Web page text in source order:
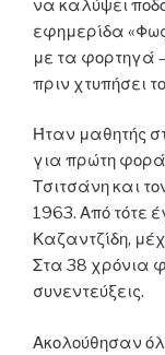
να καλύψει
εφημερίδα
με τα φορτηγά
πριν χτυπήσει
Ήταν μαθητής
για πρώτη
Τσιτσάνη και
1963. Από τότε
Καζαντζίδη,
Στα 38 χρόνια
συνεντεύξεις.
Ακολούθησαν